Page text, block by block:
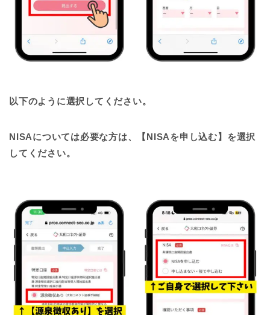
以下のように選択してください。
NISAについては必要な方は、【NISAを申し込む】を選択
してください。